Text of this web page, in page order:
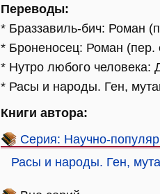
Переводы:
* Браззавиль-бич: Роман
* Броненосец: Роман (пер.
* Нутро любого человека:
* Расы и народы. Ген,
Книги автора:
Серия: Научно-
Расы и народы. Ген,